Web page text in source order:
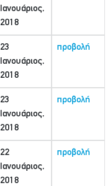
Ιανουάριος,
2018
23
Ιανουάριος,
2018
προβολή
23
Ιανουάριος,
2018
προβολή
22
Ιανουάριος,
2018
προβολή